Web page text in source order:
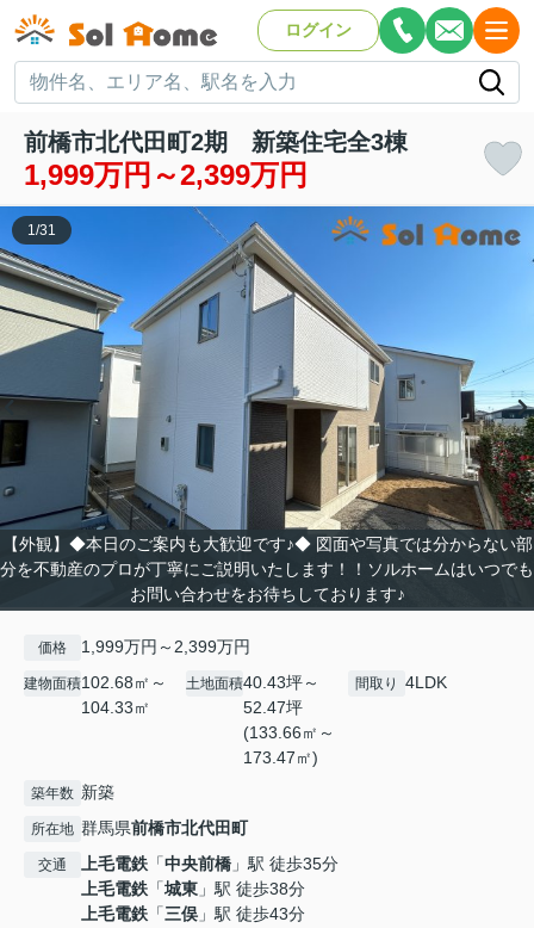
ログイン
前橋市北代田町2期 新築住宅全3棟
1,999万円～2,399万円
【外観】◆本日のご案内も大歓迎です♪◆ 図面や写真では分からない部
分を不動産のプロが丁寧にご説明いたします！！ソルホームはいつでも
お問い合わせをお待ちしております♪
1/31
価格 1,999万円～2,399万円
建物面積102.68㎡～
104.33㎡
土地面積40.43坪～
52.47坪
(133.66㎡～
173.47㎡)
間取り 4LDK
築年数 新築
所在地 群馬県前橋市北代田町
交通 上毛電鉄 「中央前橋 」駅 徒歩35分
上毛電鉄 「城東 」駅 徒歩38分
上毛電鉄 「三俣 」駅 徒歩43分